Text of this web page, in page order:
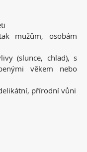
mužům, osobám
(slunce, chlad), s
věkem nebo
přírodní vůni